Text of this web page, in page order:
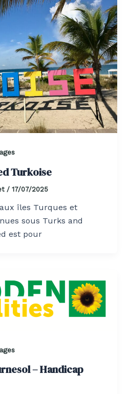
Turkoise
/ 17/07/2025
îles Turques et
sous Turks and
est pour
– Handicap